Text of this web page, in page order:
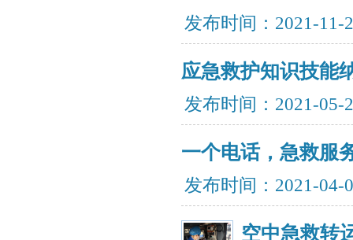
发布时间：2021-
应急救护知识技能
发布时间：2021-
一个电话，急救服
发布时间：2021-
空中急救转